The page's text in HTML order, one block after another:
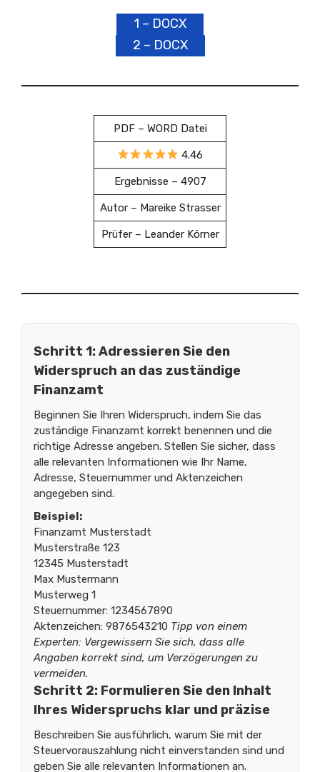
1 – DOCX
2 – DOCX
PDF – WORD Datei
4.46
Ergebnisse – 4907
Autor – Mareike Strasser
Prüfer – Leander Körner
Schritt 1: Adressieren Sie den
Widerspruch an das zuständige
Finanzamt
Beginnen Sie Ihren Widerspruch, indem Sie das
zuständige Finanzamt korrekt benennen und die
richtige Adresse angeben. Stellen Sie sicher, dass
alle relevanten Informationen wie Ihr Name,
Adresse, Steuernummer und Aktenzeichen
angegeben sind.
Beispiel:
Finanzamt Musterstadt
Musterstraße 123
12345 Musterstadt
Max Mustermann
Musterweg 1
Steuernummer: 1234567890
Aktenzeichen: 9876543210 Tipp von einem
Experten: Vergewissern Sie sich, dass alle
Angaben korrekt sind, um Verzögerungen zu
vermeiden.
Schritt 2: Formulieren Sie den Inhalt
Ihres Widerspruchs klar und präzise
Beschreiben Sie ausführlich, warum Sie mit der
Steuervorauszahlung nicht einverstanden sind und
geben Sie alle relevanten Informationen an.